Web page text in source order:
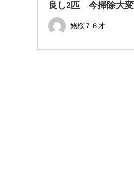
良し2匹 今掃除大変
姥桜７６才